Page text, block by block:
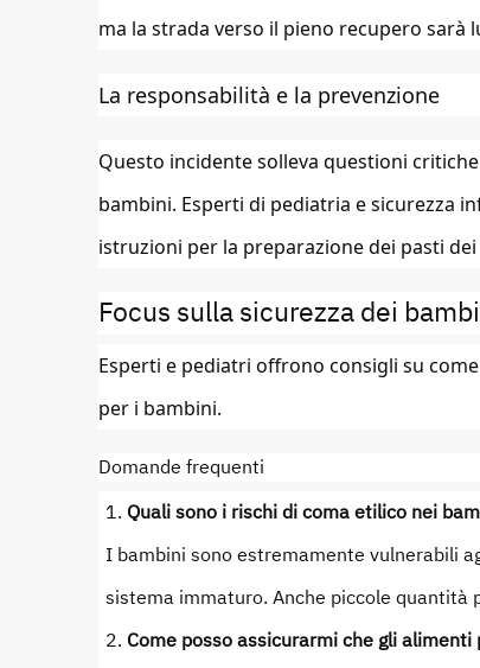
ma la strada verso il pieno recupero sarà
La responsabilità e la prevenzione
Questo incidente solleva questioni
bambini. Esperti di pediatria e sicurezza
istruzioni per la preparazione dei pasti
Focus sulla sicurezza dei
Esperti e pediatri offrono consigli su
per i bambini.
Domande frequenti
Quali sono i rischi di coma etilico nei
I bambini sono estremamente vulnerabili
sistema immaturo. Anche piccole quantità
Come posso assicurarmi che gli